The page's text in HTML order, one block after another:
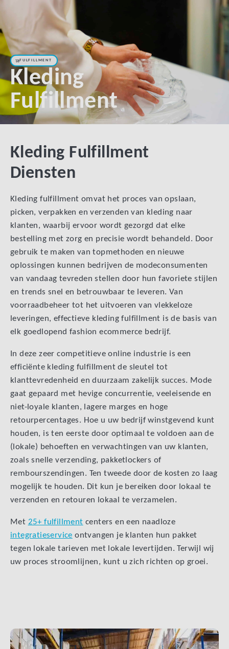
FULFILLMENT
Kleding
Fulfillment
Kleding Fulfillment
Diensten
Kleding fulfillment omvat het proces van opslaan,
picken, verpakken en verzenden van kleding naar
klanten, waarbij ervoor wordt gezorgd dat elke
bestelling met zorg en precisie wordt behandeld. Door
gebruik te maken van topmethoden en nieuwe
oplossingen kunnen bedrijven de modeconsumenten
van vandaag tevreden stellen door hun favoriete stijlen
en trends snel en betrouwbaar te leveren. Van
voorraadbeheer tot het uitvoeren van vlekkeloze
leveringen, effectieve kleding fulfillment is de basis van
elk goedlopend fashion ecommerce bedrijf.
In deze zeer competitieve online industrie is een
efficiënte kleding fulfillment de sleutel tot
klanttevredenheid en duurzaam zakelijk succes. Mode
gaat gepaard met hevige concurrentie, veeleisende en
niet-loyale klanten, lagere marges en hoge
retourpercentages. Hoe u uw bedrijf winstgevend kunt
houden, is ten eerste door optimaal te voldoen aan de
(lokale) behoeften en verwachtingen van uw klanten,
zoals snelle verzending, pakketlockers of
rembourszendingen. Ten tweede door de kosten zo laag
mogelijk te houden. Dit kun je bereiken door lokaal te
verzenden en retouren lokaal te verzamelen.
Met 25+ fulfillment centers en een naadloze
integratieservice ontvangen je klanten hun pakket
tegen lokale tarieven met lokale levertijden. Terwijl wij
uw proces stroomlijnen, kunt u zich richten op groei.